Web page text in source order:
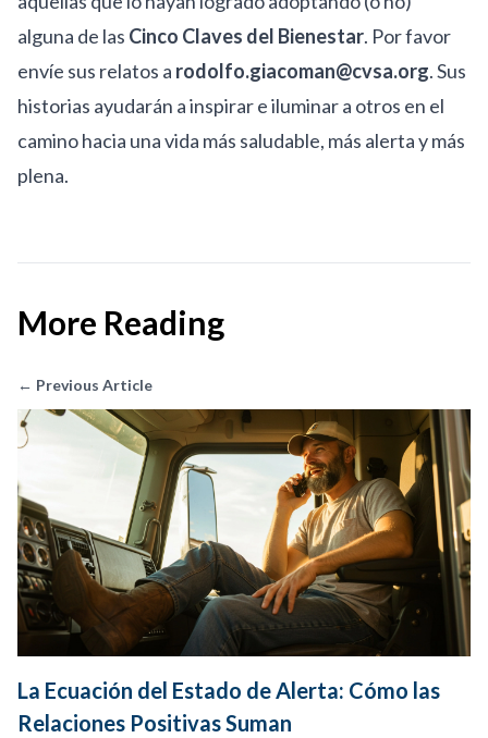
alguna de las Cinco Claves del Bienestar. Por favor
envíe sus relatos a rodolfo.giacoman@cvsa.org. Sus
historias ayudarán a inspirar e iluminar a otros en el
camino hacia una vida más saludable, más alerta y más
plena.
More Reading
← Previous Article
La Ecuación del Estado de Alerta: Cómo las
Relaciones Positivas Suman